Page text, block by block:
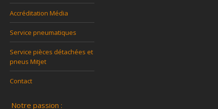
Accréditation Média
Service pneumatiques
Service pièces détachées et
pneus Mitjet
Contact
Notre passion :